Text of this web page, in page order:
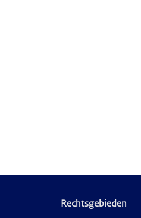
Rechtsgebieden